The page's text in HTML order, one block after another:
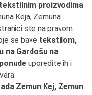
proizvodima
Keja, Zemuna
ste na pravom
se bave tekstilom,
na Gardošu na
ponude uporedite ih i
Zemun Kej, Zemun